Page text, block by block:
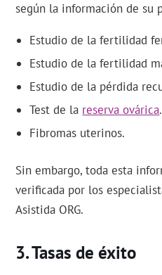
según la información de su
Estudio de la fertilidad
Estudio de la fertilidad
Estudio de la pérdida
Test de la reserva ovárica.
Fibromas uterinos.
Sin embargo, toda esta
verificada por los
Asistida ORG.
Tasas de éxito